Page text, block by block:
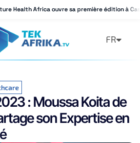
Health Africa ouvre sa première édition à
Health Africa ouvre sa première édition à
FR
AR
: Moussa Koita de
son Expertise en